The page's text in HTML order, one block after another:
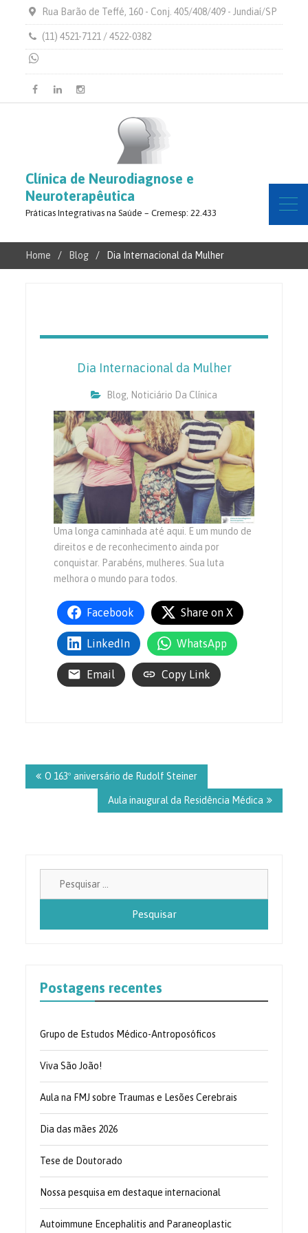
Rua Barão de Teffé, 160 - Conj. 405/408/409 - Jundiaí/SP
(11) 4521-7121 / 4522-0382
Facebook
LinkedinInstagram
Clínica de Neurodiagnose e
Neuroterapêutica
Práticas Integrativas na Saúde – Cremesp: 22.433
Home Blog Dia Internacional da Mulher
Dia Internacional da Mulher
Blog, Noticiário Da Clínica
Uma longa caminhada até aqui. E um mundo de
direitos e de reconhecimento ainda por
conquistar. Parabéns, mulheres. Sua luta
melhora o mundo para todos.
Facebook Share on X
LinkedIn WhatsApp
Email Copy Link
de
Post
O 163º aniversário de Rudolf Steiner
Aula inaugural da Residência Médica
Postagens recentes
Grupo de Estudos Médico-Antroposóficos
Viva São João!
Aula na FMJ sobre Traumas e Lesões Cerebrais
Dia das mães 2026
Tese de Doutorado
Nossa pesquisa em destaque internacional
Autoimmune Encephalitis and Paraneoplastic